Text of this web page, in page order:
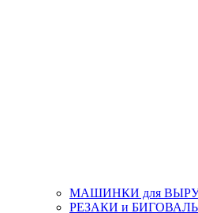
МАШИНКИ для
РЕЗАКИ и